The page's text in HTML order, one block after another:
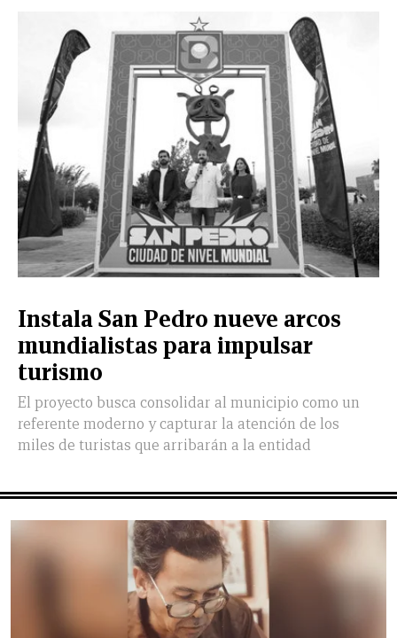
Instala San Pedro nueve arcos
mundialistas para impulsar
turismo
El proyecto busca consolidar al municipio como un
referente moderno y capturar la atención de los
miles de turistas que arribarán a la entidad